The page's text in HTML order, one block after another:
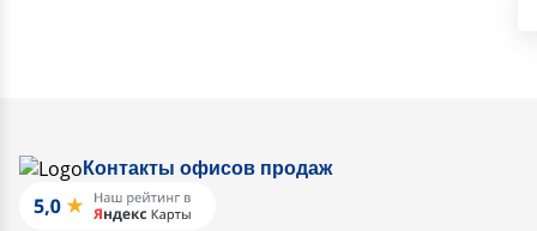
Контакты офисов продаж